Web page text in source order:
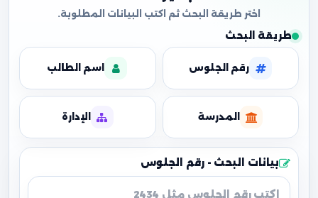
طريقة البحث
رقم الجلوس اسم الطالب
المدرسة الإدارة
بيانات البحث - رقم الجلوس